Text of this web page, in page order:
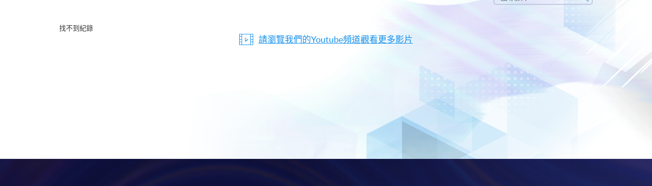
尋
搜
尋
找不到紀錄
請瀏覽我們的Youtube頻道觀看更多影片